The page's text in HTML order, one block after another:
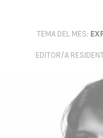
TEMA DEL MES:
EDITOR/A